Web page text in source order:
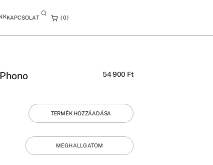
KAPCSOLAT
0
54 900 Ft
TERMÉK HOZZÁADÁSA
MEGHALLGATOM